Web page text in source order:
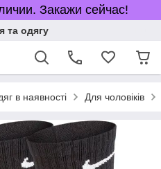
Закажи сейчас!
та одягу
в наявності Для чоловіків